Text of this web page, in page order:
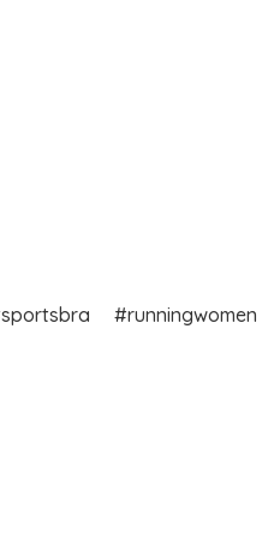
sportsbra runningwomen